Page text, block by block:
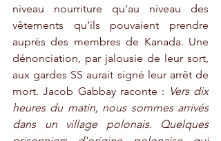
niveau nourriture qu'au niveau des
vêtements qu'ils pouvaient prendre
auprès des membres de Kanada. Une
dénonciation, par jalousie de leur sort,
aux gardes SS aurait signé leur arrêt de
mort. Jacob Gabbay raconte : Vers dix
heures du matin, nous sommes arrivés
dans un village polonais. Quelques